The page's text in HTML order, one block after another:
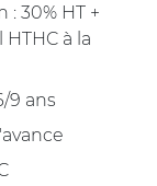
30% HT +
à la
9 ans